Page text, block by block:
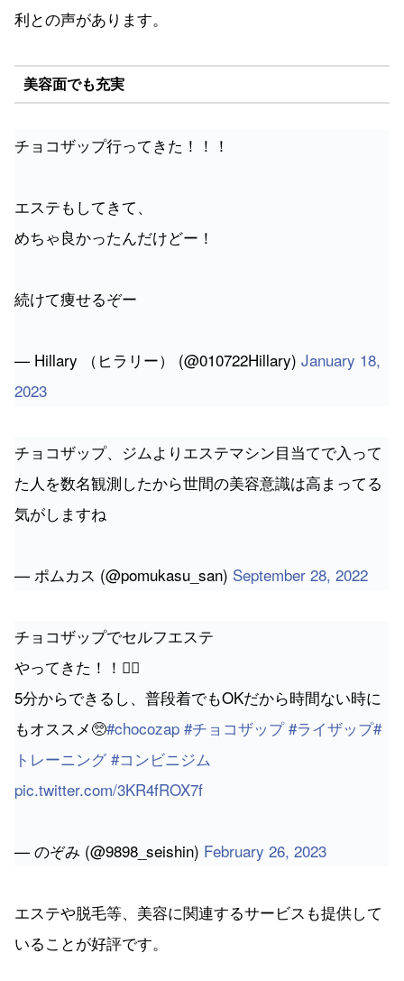
利との声があります。
美容面でも充実
チョコザップ行ってきた！！！
エステもしてきて、
めちゃ良かったんだけどー！
続けて痩せるぞー
— Hillary （ヒラリー） (@010722Hillary) January 18,
2023
チョコザップ、ジムよりエステマシン目当てで入って
た人を数名観測したから世間の美容意識は高まってる
気がしますね
— ポムカス (@pomukasu_san) September 28, 2022
チョコザップでセルフエステ
やってきた！！💆‍♀️
5分からできるし、普段着でもOKだから時間ない時に
もオススメ🥺#chocozap #チョコザップ #ライザップ#
トレーニング #コンビニジム
pic.twitter.com/3KR4fROX7f
— のぞみ (@9898_seishin) February 26, 2023
エステや脱毛等、美容に関連するサービスも提供して
いることが好評です。